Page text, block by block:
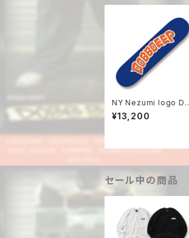
NY Nezumi logo De
ck
¥13,200
セール中の商品